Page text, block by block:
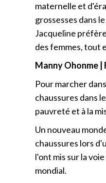
maternelle et
grossesses dans
Jacqueline
des femmes, tout
Manny Ohonme
Pour marcher
chaussures dans
pauvreté et à la
Un nouveau
chaussures lors
l'ont mis sur la
mondial.